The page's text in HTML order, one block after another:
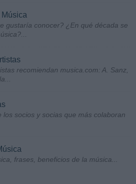
Música
gustaría conocer? ¿En qué década se
recomiendan musica.com: A. Sanz,
los socios y socias que más colaboran
frases, beneficios de la música...